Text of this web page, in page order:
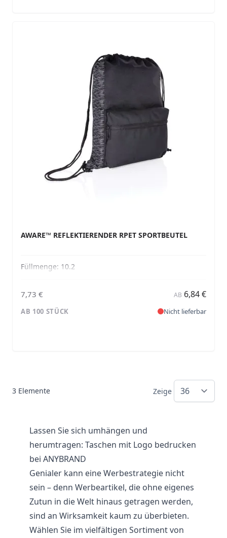
AWARE™ REFLEKTIERENDER RPET SPORTBEUTEL
Füllmenge: 10.2
7,73 € AB 6,84 €
AB 100 STÜCK Nicht lieferbar
3 Elemente Zeige
Lassen Sie sich umhängen und
herumtragen: Taschen mit Logo bedrucken
bei ANYBRAND
Genialer kann eine Werbestrategie nicht
sein – denn Werbeartikel, die ohne eigenes
Zutun in die Welt hinaus getragen werden,
sind an Wirksamkeit kaum zu überbieten.
Wählen Sie im vielfältigen Sortiment von